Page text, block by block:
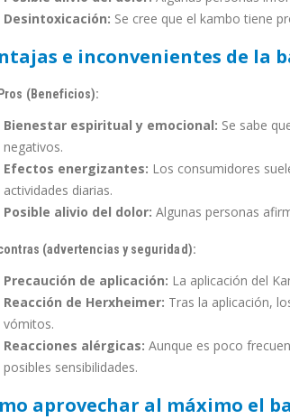
Desintoxicación: Se cree que el kambo tiene
e inconvenientes de la
(Beneficios):
Bienestar espiritual y emocional: Se sabe
negativos.
Efectos energizantes: Los consumidores
actividades diarias.
Posible alivio del dolor: Algunas personas
(advertencias y seguridad):
Precaución de aplicación: La aplicación del
Reacción de Herxheimer: Tras la aplicación,
vómitos.
Reacciones alérgicas: Aunque es poco
posibles sensibilidades.
aprovechar al máximo el